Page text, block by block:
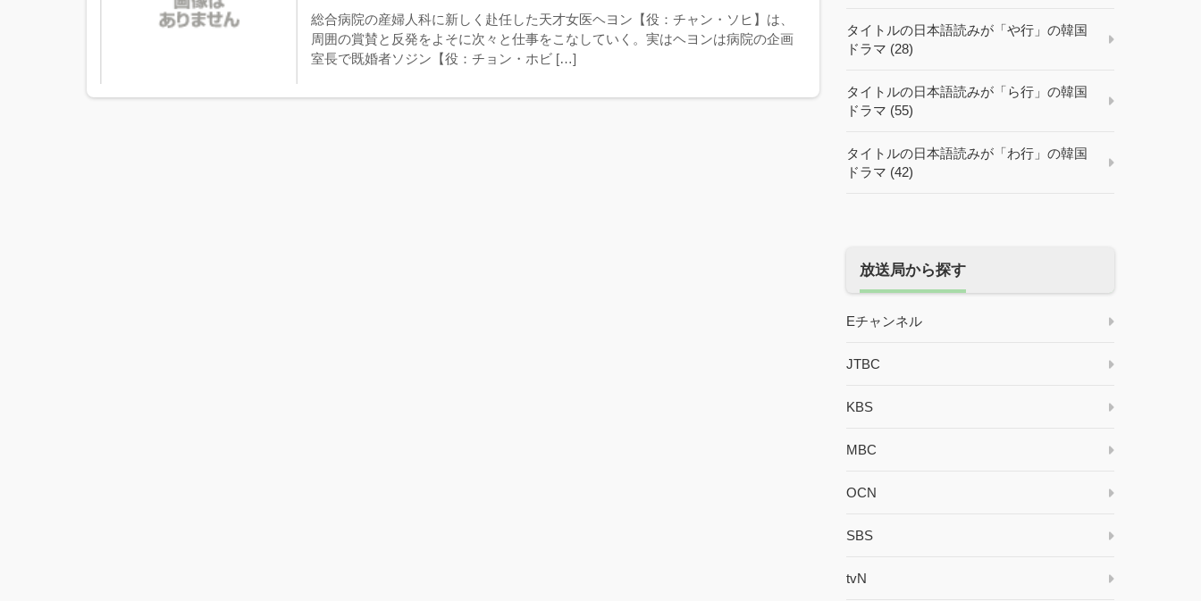
総合病院の産婦人科に新しく赴任した天才女医ヘヨン【役：チャン・ソヒ】は、
周囲の賞賛と反発をよそに次々と仕事をこなしていく。実はヘヨンは病院の企画
室長で既婚者ソジン【役：チョン・ホビ […]
タイトルの日本語読みが「や行」の韓国
ドラマ (28)
タイトルの日本語読みが「ら行」の韓国
ドラマ (55)
タイトルの日本語読みが「わ行」の韓国
ドラマ (42)
放送局から探す
Eチャンネル
JTBC
KBS
MBC
OCN
SBS
tvN